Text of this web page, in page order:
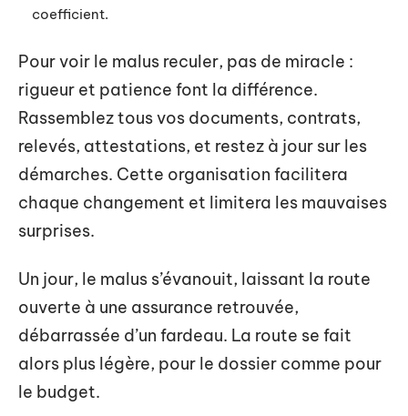
coefficient.
Pour voir le malus reculer, pas de miracle :
rigueur et patience font la différence.
Rassemblez tous vos documents, contrats,
relevés, attestations, et restez à jour sur les
démarches. Cette organisation facilitera
chaque changement et limitera les mauvaises
surprises.
Un jour, le malus s’évanouit, laissant la route
ouverte à une assurance retrouvée,
débarrassée d’un fardeau. La route se fait
alors plus légère, pour le dossier comme pour
le budget.